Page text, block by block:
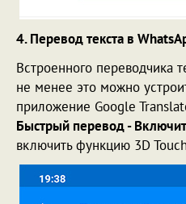
4. Перевод текста в
Встроенного переводчика
не менее это можно
приложение Google
Быстрый перевод -
включить функцию 3D